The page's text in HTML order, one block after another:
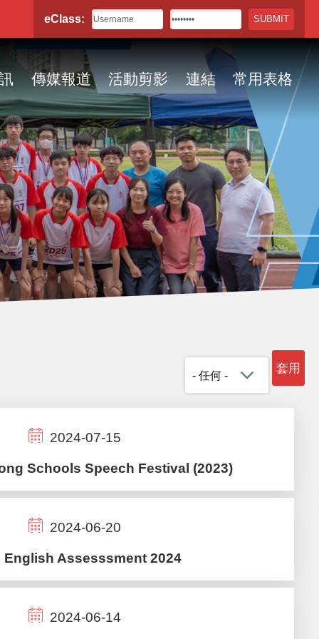
eClass:
傳媒報道 活動剪影 連結 常用表格
2024-07-15
Schools Speech Festival (2023)
2024-06-20
English Assesssment 2024
2024-06-14